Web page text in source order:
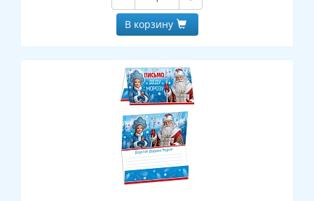
В корзину